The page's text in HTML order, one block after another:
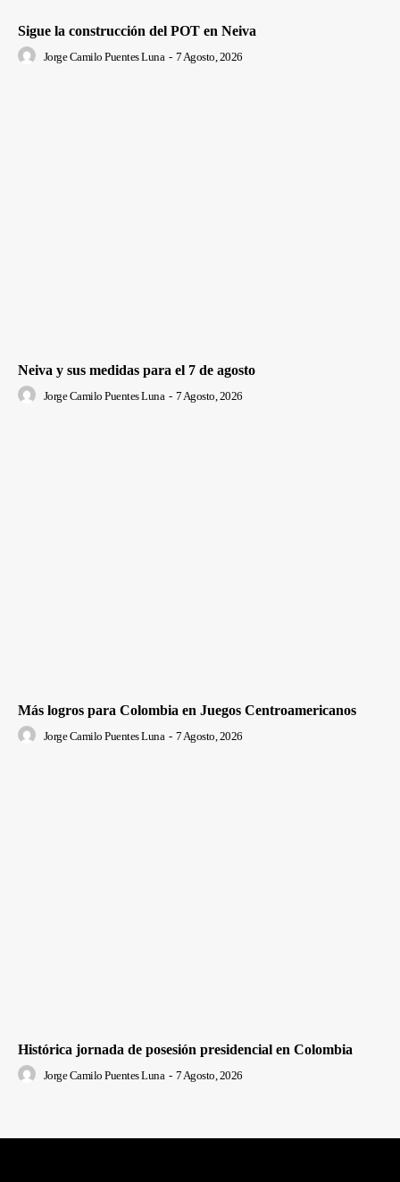
Sigue la construcción del POT en Neiva
Jorge Camilo Puentes Luna - 7 Agosto, 2026
Neiva y sus medidas para el 7 de agosto
Jorge Camilo Puentes Luna - 7 Agosto, 2026
Más logros para Colombia en Juegos Centroamericanos
Jorge Camilo Puentes Luna - 7 Agosto, 2026
Histórica jornada de posesión presidencial en Colombia
Jorge Camilo Puentes Luna - 7 Agosto, 2026